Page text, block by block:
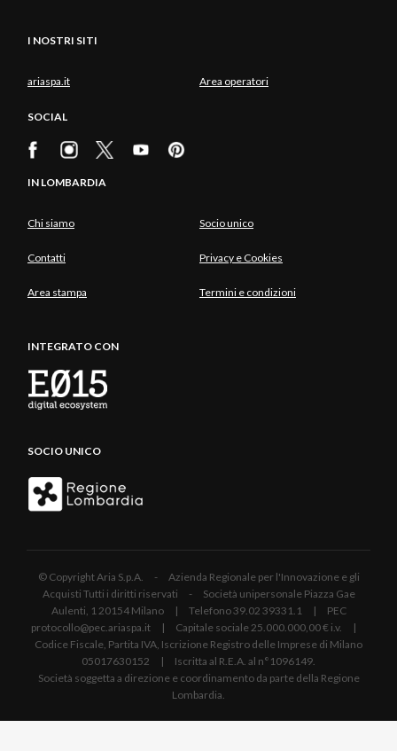
I NOSTRI SITI
ariaspa.it Area operatori
SOCIAL
IN LOMBARDIA
Chi siamo Socio unico
Contatti Privacy e Cookies
Area stampa Termini e condizioni
INTEGRATO CON
SOCIO UNICO
© Copyright Aria S.p.A. - Azienda Regionale per l'Innovazione e gli
Acquisti Tutti i diritti riservati - Società unipersonale Piazza Gae
Aulenti, 1 20154 Milano | Telefono 39.02 39331.1 | PEC
protocollo@pec.ariaspa.it | Capitale sociale 25.000.000,00 € i.v. |
Codice Fiscale, Partita IVA, Iscrizione Registro delle Imprese di Milano
05017630152 | Iscritta al R.E.A. al n°1096149.
Società soggetta a direzione e coordinamento da parte della Regione
Lombardia.